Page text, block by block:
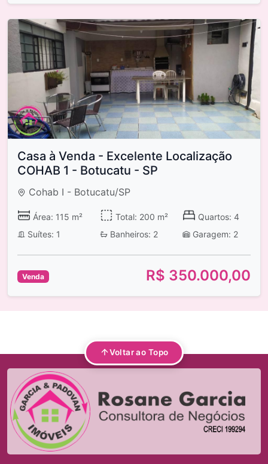
Casa à Venda - Excelente Localização
COHAB 1 - Botucatu - SP
Cohab I - Botucatu/SP
Área: 115 m² Total: 200 m²
Quartos: 4
Suítes: 1
Banheiros: 2 Garagem: 2
Venda R$ 350.000,00
Voltar ao Topo